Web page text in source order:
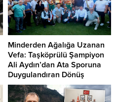
Minderden Ağalığa Uzanan
Vefa: Taşköprülü Şampiyon
Ali Aydın’dan Ata Sporuna
Duygulandıran Dönüş